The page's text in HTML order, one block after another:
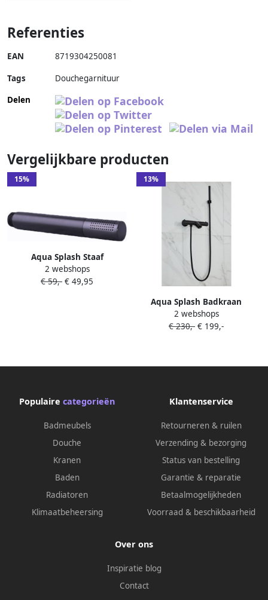
Referenties
EAN 8719304250081
Tags
Douchegarnituur
Delen
Vergelijkbare producten
15%
Aqua Splash Staaf
Handdouche Boss & Wessing
Nero Messing Mat Zwart
2 webshops
€ 59,- € 49,95
13%
Aqua Splash Badkraan
Opbouw Boss & Wessing
Nero met Staaf Handdouche
2 webshops
€ 230,- € 199,-
Populaire categorieën
Badmeubels
Douche
Kranen
Baden
Radiatoren
Klimaatbeheersing
Klantenservice
Retourneren & ruilen
Verzending & bezorging
Status van bestelling
Garantie & reparatie
Betaalmogelijkheden
Voorraad & beschikbaarheid
Over ons
Inspiratie blog
Contact